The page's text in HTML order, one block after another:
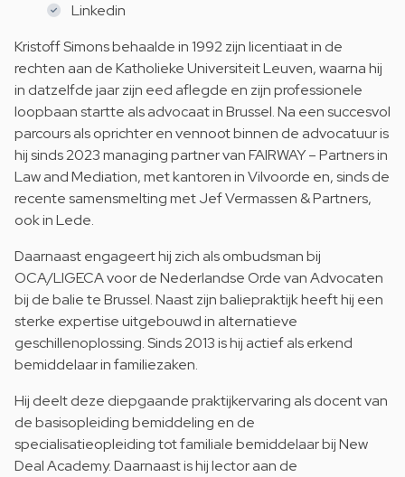
Linkedin
Kristoff Simons behaalde in 1992 zijn licentiaat in de
rechten aan de Katholieke Universiteit Leuven, waarna hij
in datzelfde jaar zijn eed aflegde en zijn professionele
loopbaan startte als advocaat in Brussel. Na een succesvol
parcours als oprichter en vennoot binnen de advocatuur is
hij sinds 2023 managing partner van FAIRWAY – Partners in
Law and Mediation, met kantoren in Vilvoorde en, sinds de
recente samensmelting met Jef Vermassen & Partners,
ook in Lede.
Daarnaast engageert hij zich als ombudsman bij
OCA/LIGECA voor de Nederlandse Orde van Advocaten
bij de balie te Brussel. Naast zijn baliepraktijk heeft hij een
sterke expertise uitgebouwd in alternatieve
geschillenoplossing. Sinds 2013 is hij actief als erkend
bemiddelaar in familiezaken.
Hij deelt deze diepgaande praktijkervaring als docent van
de basisopleiding bemiddeling en de
specialisatieopleiding tot familiale bemiddelaar bij New
Deal Academy. Daarnaast is hij lector aan de